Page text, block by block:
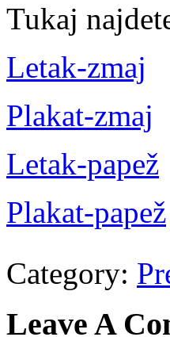
Tukaj
Letak-zmaj
Plakat-zmaj
Letak-papež
Plakat-papež
Category:
Leave A